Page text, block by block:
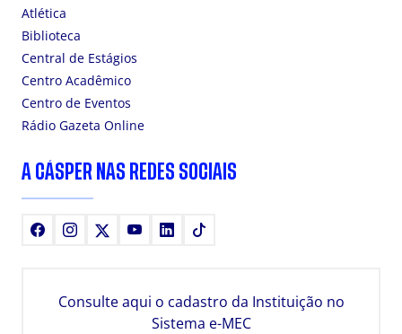
Atlética
Biblioteca
Central de Estágios
Centro Acadêmico
Centro de Eventos
Rádio Gazeta Online
A CÁSPER NAS REDES SOCIAIS
FacebookInstagram YoutubeLinkedIn
Consulte aqui o cadastro da Instituição no
Sistema e-MEC